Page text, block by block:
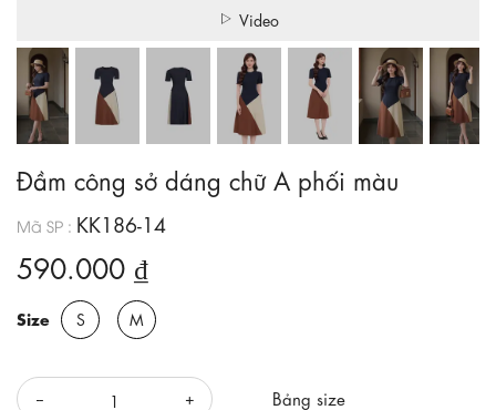
Video
Đầm công sở dáng chữ A phối màu
Mã SP : KK186-14
590.000 ₫
Size S M
Bảng size